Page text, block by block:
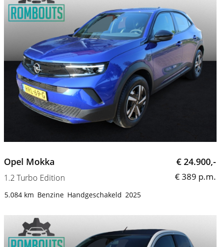
Opel Mokka
1.2 Turbo Edition
€ 24.900,-
€ 389 p.m.
5.084 km Benzine Handgeschakeld 2025